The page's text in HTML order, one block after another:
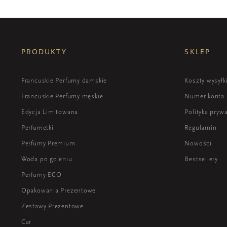
PRODUKTY
Francuskie Perfumy damskie
Francuskie Perfumy męskie
Edycja Limitowana
Perfumetki
Perfumy Premium
Woda po goleniu
Perfumy ECO
Opakowania Prezentowe
Zestawy Prezentowe
Car
SKLEP
Koszty wysyłki
Numer konta
Polityka
Regulamin
Nowości
Bestsellery